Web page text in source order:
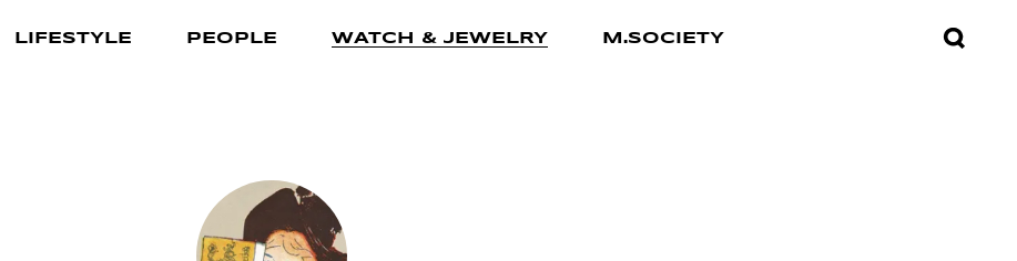
LIFESTYLE PEOPLE WATCH & JEWELRY M.SOCIETY